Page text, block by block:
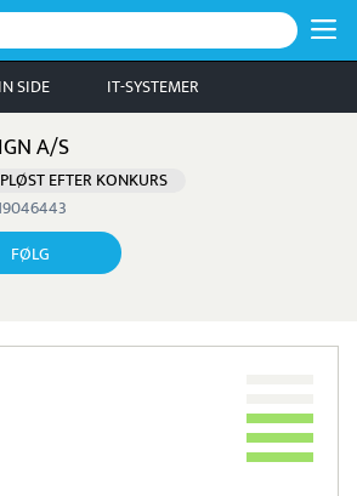
SIDE IT-SYSTEMER
A/S
EFTER KONKURS
FØLG